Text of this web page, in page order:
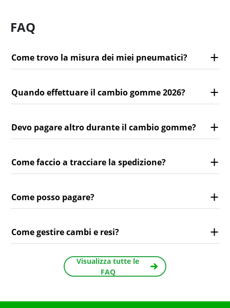
FAQ
Come trovo la misura dei miei pneumatici?
Quando effettuare il cambio gomme 2026?
Devo pagare altro durante il cambio gomme?
Come faccio a tracciare la spedizione?
Come posso pagare?
Come gestire cambi e resi?
Visualizza tutte le
FAQ